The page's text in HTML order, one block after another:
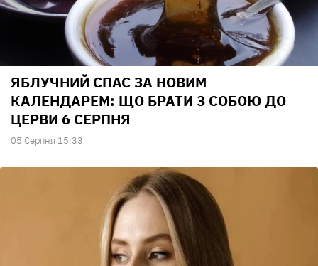
ЯБЛУЧНИЙ СПАС ЗА НОВИМ
КАЛЕНДАРЕМ: ЩО БРАТИ З СОБОЮ ДО
ЦЕРВИ 6 СЕРПНЯ
05 Серпня 15:33